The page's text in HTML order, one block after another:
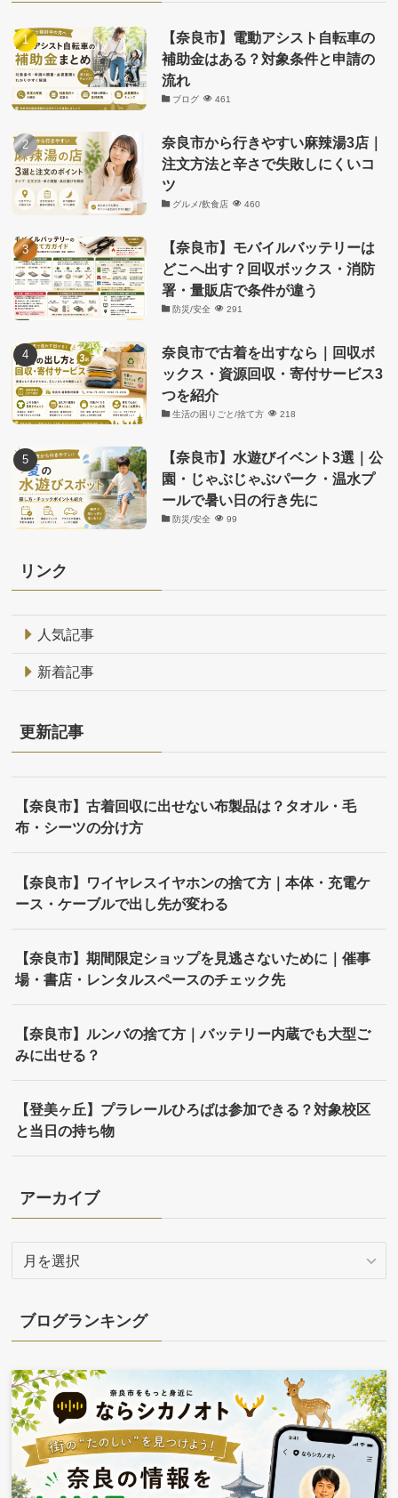
【奈良市】電動アシスト自転車の
補助金はある？対象条件と申請の
流れ
ブログ 461
奈良市から行きやすい麻辣湯3店｜
注文方法と辛さで失敗しにくいコ
ツ
グルメ/飲食店 460
【奈良市】モバイルバッテリーは
どこへ出す？回収ボックス・消防
署・量販店で条件が違う
防災/安全 291
奈良市で古着を出すなら｜回収ボ
ックス・資源回収・寄付サービス3
つを紹介
生活の困りごと/捨て方 218
【奈良市】水遊びイベント3選｜公
園・じゃぶじゃぶパーク・温水プ
ールで暑い日の行き先に
防災/安全 99
リンク
人気記事
新着記事
更新記事
【奈良市】古着回収に出せない布製品は？タオル・毛
布・シーツの分け方
【奈良市】ワイヤレスイヤホンの捨て方｜本体・充電ケ
ース・ケーブルで出し先が変わる
【奈良市】期間限定ショップを見逃さないために｜催事
場・書店・レンタルスペースのチェック先
【奈良市】ルンバの捨て方｜バッテリー内蔵でも大型ご
みに出せる？
【登美ヶ丘】プラレールひろばは参加できる？対象校区
と当日の持ち物
アーカイブ
イ
ブ
ブログランキング